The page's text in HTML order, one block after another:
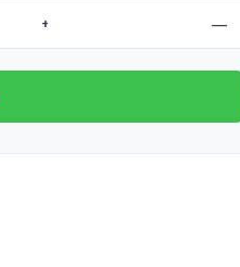
+ —